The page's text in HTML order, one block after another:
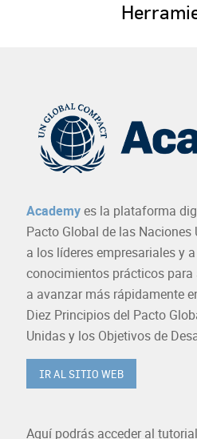
Academyes la plataforma
Pacto Global de las
a los líderes empresariales y
conocimientos prácticos
a avanzar más rápidamente
Diez Principios del Pacto
Unidas y los Objetivos de
IR AL SITIO WEB
Aquí podrás acceder al